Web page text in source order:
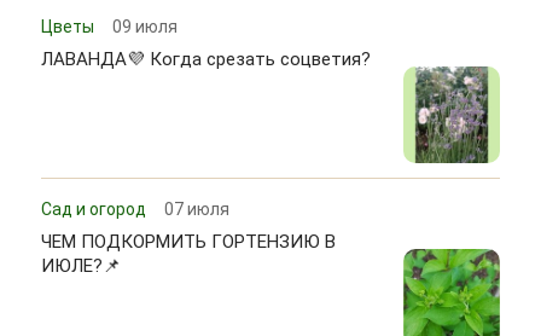
Цветы 09 июля
ЛАВАНДА💜 Когда срезать соцветия?
Сад и огород 07 июля
ЧЕМ ПОДКОРМИТЬ ГОРТЕНЗИЮ В
ИЮЛЕ?📌